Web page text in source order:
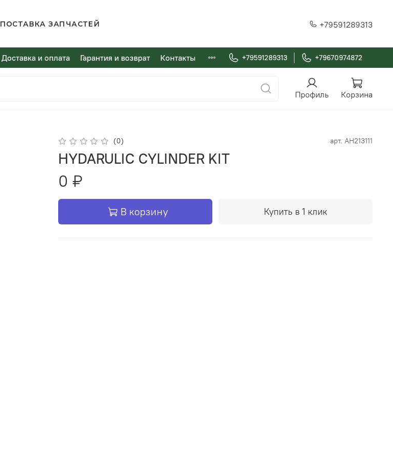
ПОСТАВКА ЗАПЧАСТЕЙ +79591289313
Доставка и оплата Гарантия и возврат Контакты +79591289313 +79670974872
Профиль Корзина
(0) арт. AH213111
HYDARULIC CYLINDER KIT
0 ₽
В корзину Купить в 1 клик